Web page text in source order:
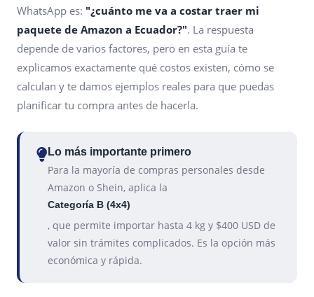
WhatsApp es: "¿cuánto me va a costar traer mi
paquete de Amazon a Ecuador?". La respuesta
depende de varios factores, pero en esta guía te
explicamos exactamente qué costos existen, cómo se
calculan y te damos ejemplos reales para que puedas
planificar tu compra antes de hacerla.
Lo más importante primero
Para la mayoría de compras personales desde
Amazon o Shein, aplica la
Categoría B (4x4)
, que permite importar hasta 4 kg y $400 USD de
valor sin trámites complicados. Es la opción más
económica y rápida.